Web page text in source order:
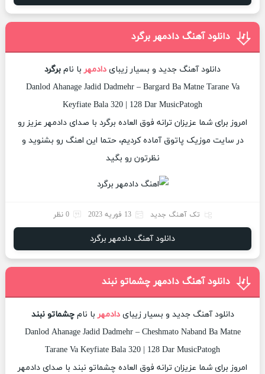
دانلود آهنگ دادمهر برگرد
دانلود آهنگ جدید و بسیار زیبای دادمهر با نام برگرد
Danlod Ahanage Jadid Dadmehr – Bargard Ba Matne Tarane Va
Keyfiate Bala 320 | 128 Dar MusicPatogh
امروز برای شما عزیزان ترانه فوق العاده برگرد با صدای دادمهر عزیز رو
در سایت موزیک پاتوق آماده کردیم، حتما این اهنگ رو بشنوید و
نظرتون رو بگید
تک آهنگ جدید 13 فوریه 2023 0 نظر
دانلود آهنگ دادمهر برگرد
دانلود آهنگ دادمهر چشماتو نبند
دانلود آهنگ جدید و بسیار زیبایدادمهر با نامچشماتو نبند
Danlod Ahanage Jadid Dadmehr – Cheshmato Naband Ba Matne
Tarane Va Keyfiate Bala 320 | 128 Dar MusicPatogh
امروز برای شما عزیزان ترانه فوق العاده چشماتو نبند با صدای دادمهر